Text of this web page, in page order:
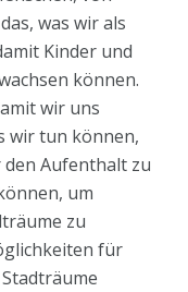
was wir als
Kinder und
können.
wir uns
wir tun können,
Aufenthalt zu
um
zu
für